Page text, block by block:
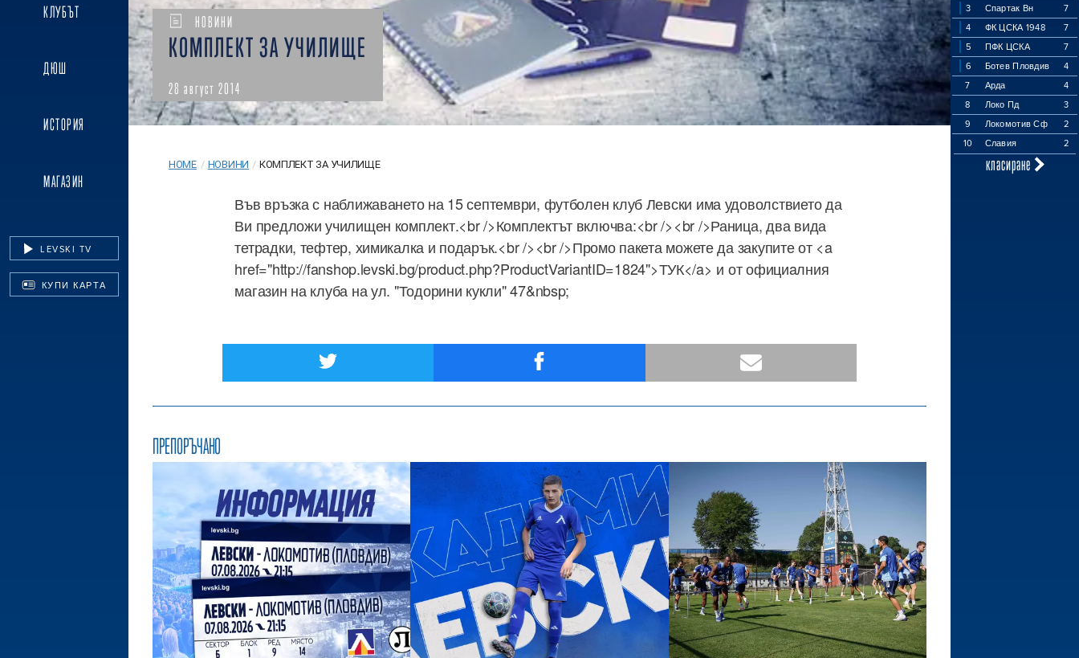
КЛУБЪТ
ДЮШ
ИСТОРИЯ
МАГАЗИН
LEVSKI TV
КУПИ КАРТА
3
Спартак Вн
7
4
ФК ЦСКА 1948
7
5
ПФК ЦСКА
7
6
Ботев Пловдив
4
7
Арда
4
8
Локо Пд
3
9
Локомотив Сф
2
10
Славия 2
класиране
НОВИНИ
КОМПЛЕКТ ЗА УЧИЛИЩЕ
28 август 2014
HOME / НОВИНИ / КОМПЛЕКТ ЗА УЧИЛИЩЕ
Във връзка с наближаването на 15 септември, футболен клуб Левски има удоволствието да
Ви предложи училищен комплект.<br />Комплектът включва:<br /><br />Раница, два вида
тетрадки, тефтер, химикалка и подарък.<br /><br />Промо пакета можете да закупите от <a
href="http://fanshop.levski.bg/product.php?ProductVariantID=1824">ТУК</a> и от официaлния
магазин на клуба на ул. "Тодорини кукли" 47&nbsp;
ПРЕПОРЪЧАНО